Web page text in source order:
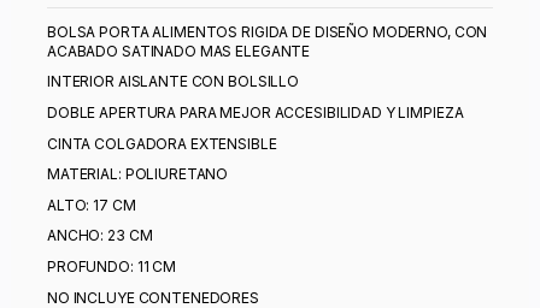
BOLSA PORTA ALIMENTOS RIGIDA DE DISEÑO MODERNO, CON
ACABADO SATINADO MAS ELEGANTE
INTERIOR AISLANTE CON BOLSILLO
DOBLE APERTURA PARA MEJOR ACCESIBILIDAD Y LIMPIEZA
CINTA COLGADORA EXTENSIBLE
MATERIAL: POLIURETANO
ALTO: 17 CM
ANCHO: 23 CM
PROFUNDO: 11 CM
NO INCLUYE CONTENEDORES